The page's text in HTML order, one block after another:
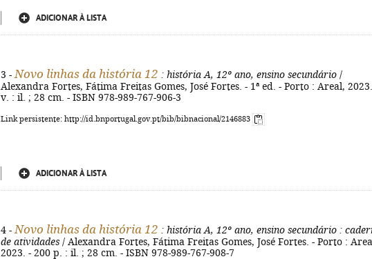
ADICIONAR À LISTA
3 - Novo linhas da história 12 : história A, 12º ano, ensino secundário /
Alexandra Fortes, Fátima Freitas Gomes, José Fortes. - 1ª ed. - Porto : Areal,
v. : il. ; 28 cm. - ISBN 978-989-767-906-3
Link persistente: http://id.bnportugal.gov.pt/bib/bibnacional/2146883
ADICIONAR À LISTA
4 - Novo linhas da história 12 : história A, 12º ano, ensino secundário :
de atividades / Alexandra Fortes, Fátima Freitas Gomes, José Fortes. - Porto :
2023. - 200 p. : il. ; 28 cm. - ISBN 978-989-767-908-7